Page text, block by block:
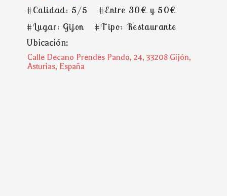
#Calidad: 5/5
#Entre 30€ y 50€
#Lugar: Gijon
#Tipo: Restaurante
Ubicación:
Calle Decano Prendes Pando, 24, 33208 Gijón,
Asturias, España